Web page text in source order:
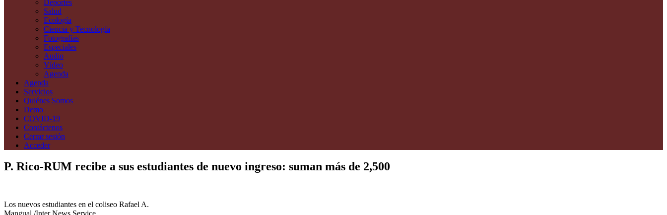
Deportes
Salud
Ecología
Ciencia y Tecnología
Fotografías
Especiales
Audio
Vídeo
Agenda
Agenda
Servicios
Quiénes Somos
Demo
COVID-19
Contáctenos
Cerrar sesión
Acceder
P. Rico-RUM recibe a sus estudiantes de nuevo ingreso: suman más de 2,500
Los nuevos estudiantes en el coliseo Rafael A.
Mangual./Inter News Service